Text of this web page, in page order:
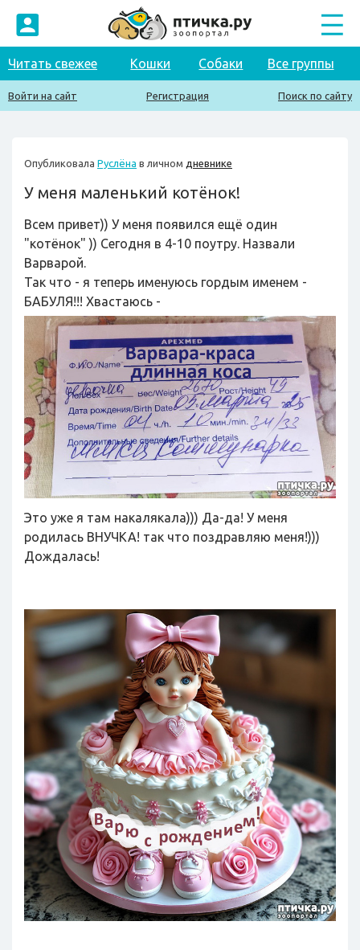
Читать свежее Кошки Собаки Все группы
Войти на сайт Регистрация Поиск по сайту
Опубликовала Руслёна в личном дневнике
У меня маленький котёнок!
Всем привет)) У меня появился ещё один
"котёнок" )) Сегодня в 4-10 поутру. Назвали
Варварой.
Так что - я теперь именуюсь гордым именем -
БАБУЛЯ!!! Хвастаюсь -
Это уже я там накалякала))) Да-да! У меня
родилась ВНУЧКА! так что поздравляю меня!)))
Дождалась!